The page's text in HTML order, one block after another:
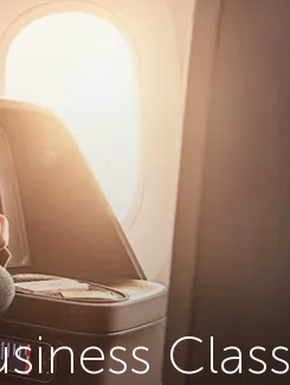
Class